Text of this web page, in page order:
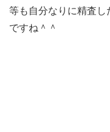
等も自分なりに精査
ですね＾＾